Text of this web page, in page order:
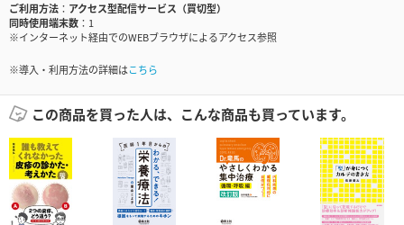
ご利用方法
アクセス型配信サービス（買切型）
同時使用端末数
1
※インターネット経由でのWEBブラウザによるアクセス参照
※導入・利用方法の詳細はこちら
この商品を買った人は、こんな商品も買っています。